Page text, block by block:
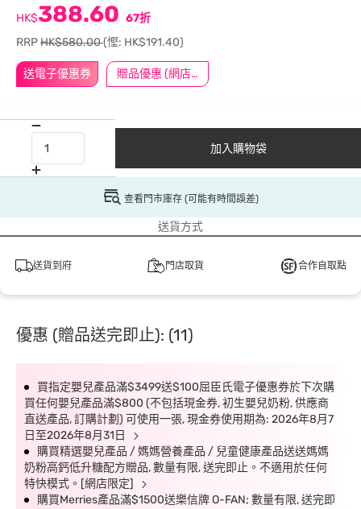
送電子優惠券 贈品優惠 (網店限定)
HK$388.60 67折
RRPHK$580.00(慳: HK$191.40)
加入購物袋
查看門市庫存 (可能有時間誤差)
送貨方式
送貨到府 門店取貨 合作自取點
優惠 (贈品送完即止): (11)
買指定嬰兒產品滿$3499送$100屈臣氏電子優惠券於下次購
買任何嬰兒產品滿$800 (不包括現金券, 初生嬰兒奶粉, 供應商
直送產品, 訂購計劃) 可使用一張, 現金券使用期為: 2026年8月7
日至2026年8月31日
購買精選嬰兒產品 / 媽媽營養產品 / 兒童健康產品送送媽媽
奶粉高鈣低升糖配方贈品, 數量有限, 送完即止。不適用於任何
特快模式。[網店限定]
購買Merries產品滿$1500送樂信牌 O-FAN; 數量有限, 送完即